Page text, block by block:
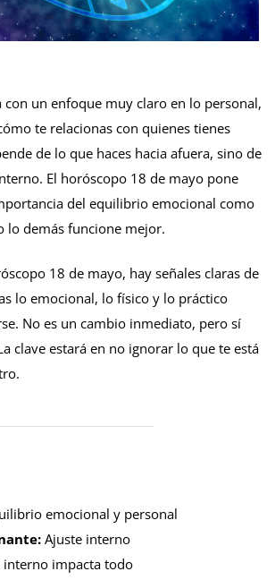
con un enfoque muy claro en lo personal,
te relacionas con quienes tienes
de lo que haces hacia afuera, sino de
El horóscopo 18 de mayo pone
del equilibrio emocional como
lo demás funcione mejor.
18 de mayo, hay señales claras de
lo emocional, lo físico y lo práctico
No es un cambio inmediato, pero sí
clave estará en no ignorar lo que te está
emocional y personal
Ajuste interno
interno impacta todo